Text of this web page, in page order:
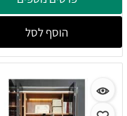
הוסף לסל